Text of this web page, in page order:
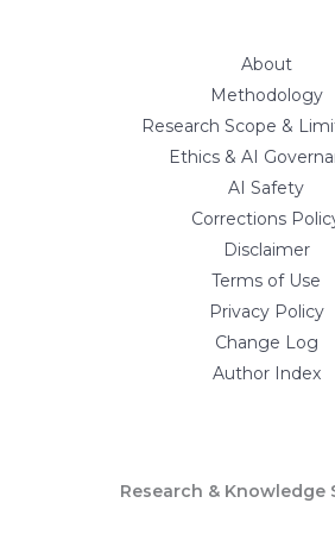
About
Methodology
Research Scope &
Ethics & AI
AI Safety
Corrections
Disclaimer
Terms of Use
Privacy Policy
Change Log
Author Index
Research & Knowledge